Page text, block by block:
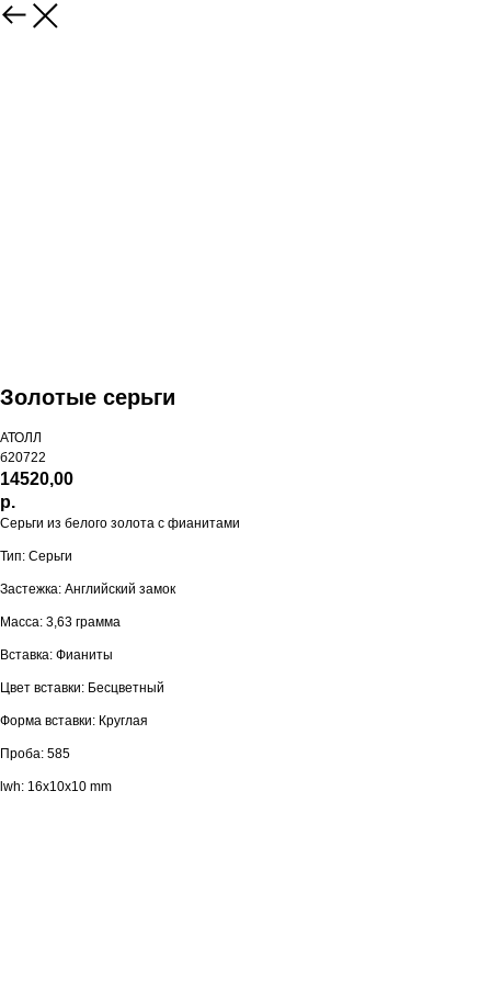
Золотые серьги
АТОЛЛ
б20722
14520,00
р.
Серьги из белого золота с фианитами
Тип: Серьги
Застежка: Английский замок
Масса: 3,63 грамма
Вставка: Фианиты
Цвет вставки: Бесцветный
Форма вставки: Круглая
Проба: 585
lwh: 16x10x10 mm